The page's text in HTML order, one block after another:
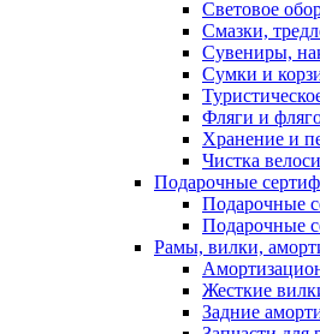
Световое
Смазки,
Сувениры,
Сумки и
Фляги и
Хранение и
Чистка
Подарочные
Подарочные
Подарочные
Рамы, вилки,
Жесткие
Задние